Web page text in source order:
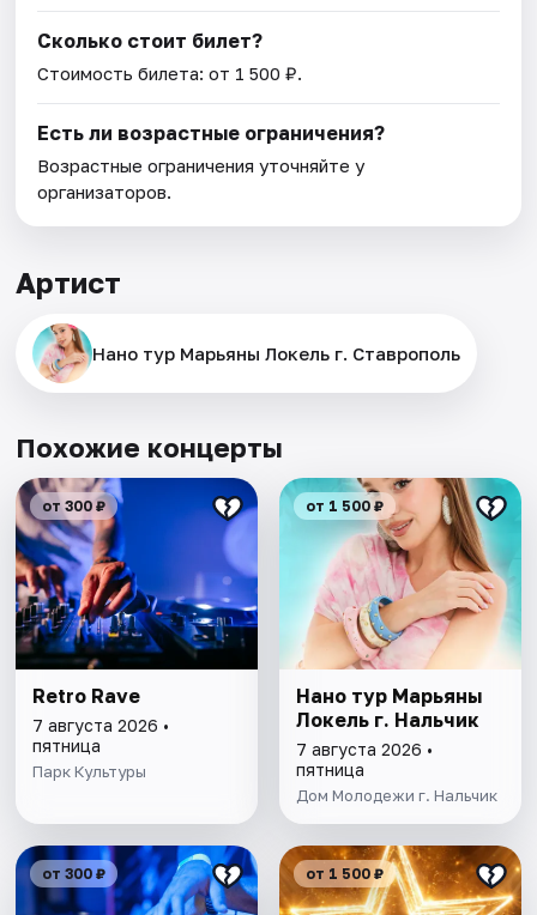
Сколько стоит билет?
Стоимость билета: от 1 500 ₽.
Есть ли возрастные ограничения?
Возрастные ограничения уточняйте у
организаторов.
Артист
Нано тур Марьяны Локель г. Ставрополь
Похожие концерты
от 300 ₽
Retro Rave
7 августа 2026 •
пятница
Парк Культуры
от 1 500 ₽
Нано тур Марьяны
Локель г. Нальчик
7 августа 2026 •
пятница
Дом Молодежи г. Нальчик
от 300 ₽ от 1 500 ₽